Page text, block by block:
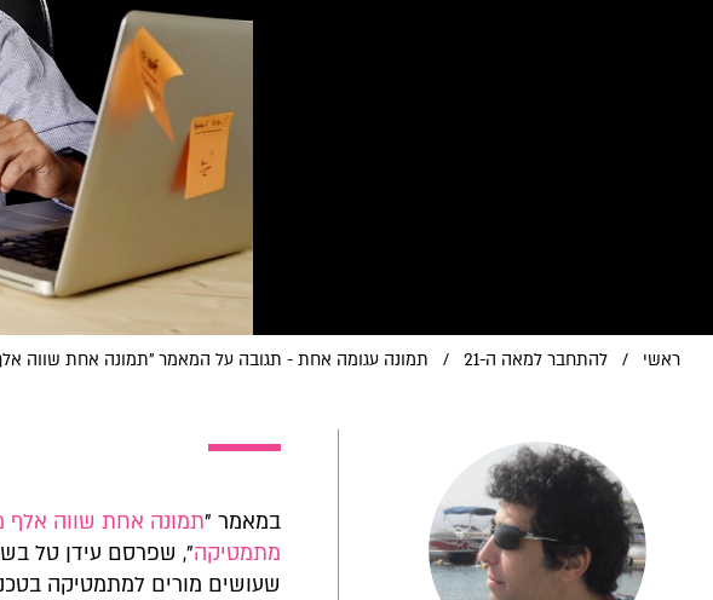
ראשי / להתחבר למאה ה-21 / תמונה עגומה אחת - תגובה על המאמר "תמונה אחת שווה
במאמר "תמונה אחת שווה אלף
מתמטיקה", שפרסם עידן טל
שעושים מורים למתמטיקה